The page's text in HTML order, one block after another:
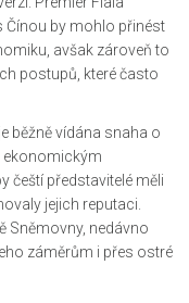
Čínou by mohlo přinést
avšak zároveň to
postupů, které často
běžně vídána snaha o
ekonomickým
čeští představitelé měli
jejich reputaci.
Sněmovny, nedávno
záměrům i přes ostré